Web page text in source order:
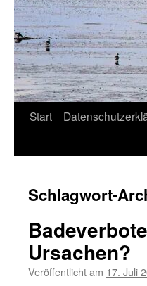
Start
Schlagwort-
Ursachen?
Veröffentlicht am 17. Juli